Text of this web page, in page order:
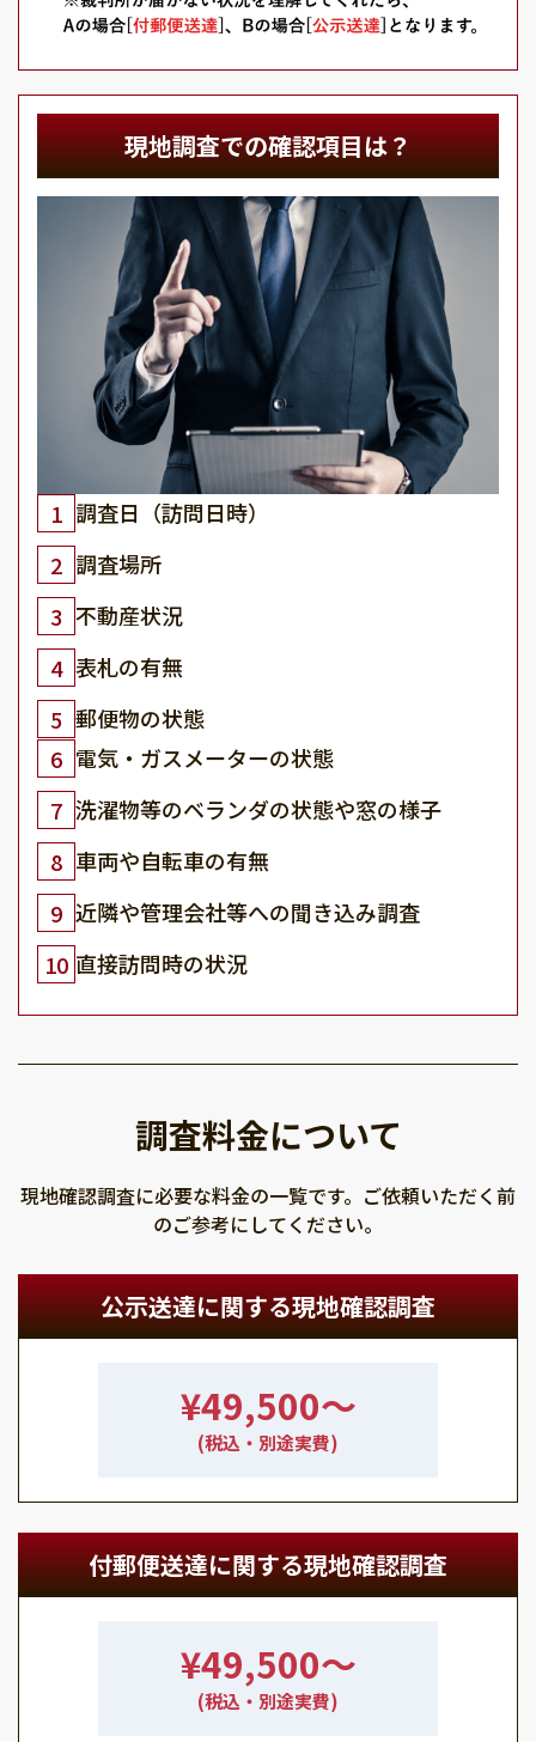
現地調査での確認項目は？
1 調査日（訪問日時）
2 調査場所
3 不動産状況
4 表札の有無
5 郵便物の状態
6 電気・ガスメーターの状態
7 洗濯物等のベランダの状態や窓の様子
8 車両や自転車の有無
9 近隣や管理会社等への聞き込み調査
10 直接訪問時の状況
調査料金について
現地確認調査に必要な料金の一覧です。ご依頼いただく前
のご参考にしてください。
公示送達に関する現地確認調査
¥49,500〜
(税込・別途実費)
付郵便送達に関する現地確認調査
¥49,500〜
(税込・別途実費)